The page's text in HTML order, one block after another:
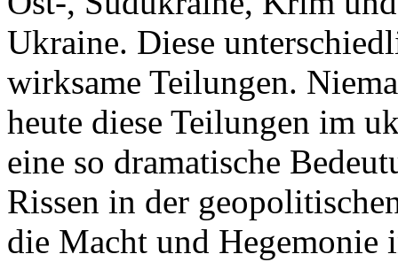
Ukraine. Diese
wirksame Teilungen.
heute diese Teilungen im
eine so dramatische
Rissen in der
die Macht und Hegemonie